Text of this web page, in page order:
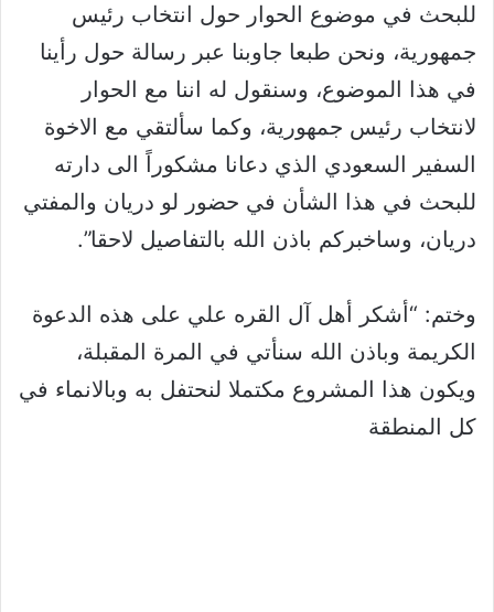
للبحث في موضوع الحوار حول انتخاب رئيس
جمهورية، ونحن طبعا جاوبنا عبر رسالة حول رأينا
في هذا الموضوع، وسنقول له اننا مع الحوار
لانتخاب رئيس جمهورية، وكما سألتقي مع الاخوة
السفير السعودي الذي دعانا مشكوراً الى دارته
للبحث في هذا الشأن في حضور لو دريان والمفتي
دريان، وساخبركم باذن الله بالتفاصيل لاحقا”.
وختم: “أشكر أهل آل القره علي على هذه الدعوة
الكريمة وباذن الله سنأتي في المرة المقبلة،
ويكون هذا المشروع مكتملا لنحتفل به وبالانماء في
كل المنطقة